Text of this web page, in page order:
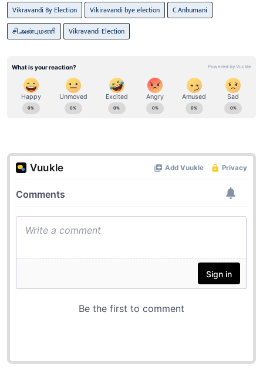
Vikravandi By Election
Vikiravandi bye election
C.Anbumani
சி.அன்புமணி
Vikravandi Election